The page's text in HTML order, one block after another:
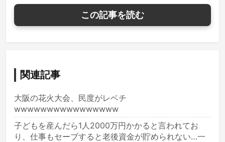
この記事を読む
関連記事
大阪の花火大会、民度がレベチ
wwwwwwwwwwwwwwww
子どもを産んだら1人2000万円かかると言われてお
り、仕事もセーブすると老後資金が貯められない…一